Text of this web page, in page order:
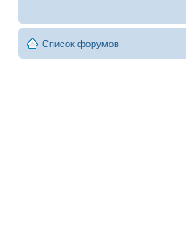
Список форумов